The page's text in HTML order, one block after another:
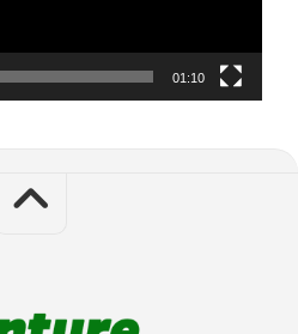
01:10